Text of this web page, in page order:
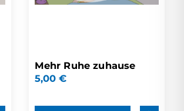
Mehr Ruhe zuhause
5,00€